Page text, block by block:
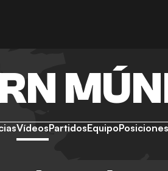
VídeosPartidosEquipoPosiciones